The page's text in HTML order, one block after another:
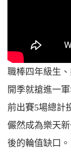
職棒四年級生
開季就搶進一
前出賽5場總計
儼然成為樂天
後的輪值缺口。